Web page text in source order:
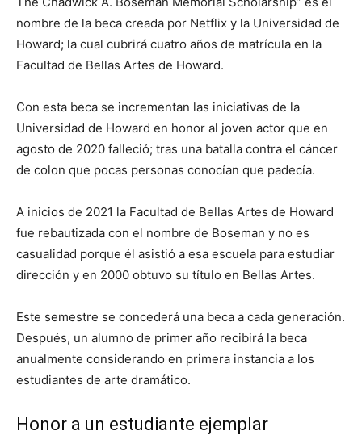
nombre de la beca creada por Netflix y la Universidad de
Howard; la cual cubrirá cuatro años de matrícula en la
Facultad de Bellas Artes de Howard.
Con esta beca se incrementan las iniciativas de la
Universidad de Howard en honor al joven actor que en
agosto de 2020 falleció; tras una batalla contra el cáncer
de colon que pocas personas conocían que padecía.
A inicios de 2021 la Facultad de Bellas Artes de Howard
fue rebautizada con el nombre de Boseman y no es
casualidad porque él asistió a esa escuela para estudiar
dirección y en 2000 obtuvo su título en Bellas Artes.
Este semestre se concederá una beca a cada generación.
Después, un alumno de primer año recibirá la beca
anualmente considerando en primera instancia a los
estudiantes de arte dramático.
Honor a un estudiante ejemplar